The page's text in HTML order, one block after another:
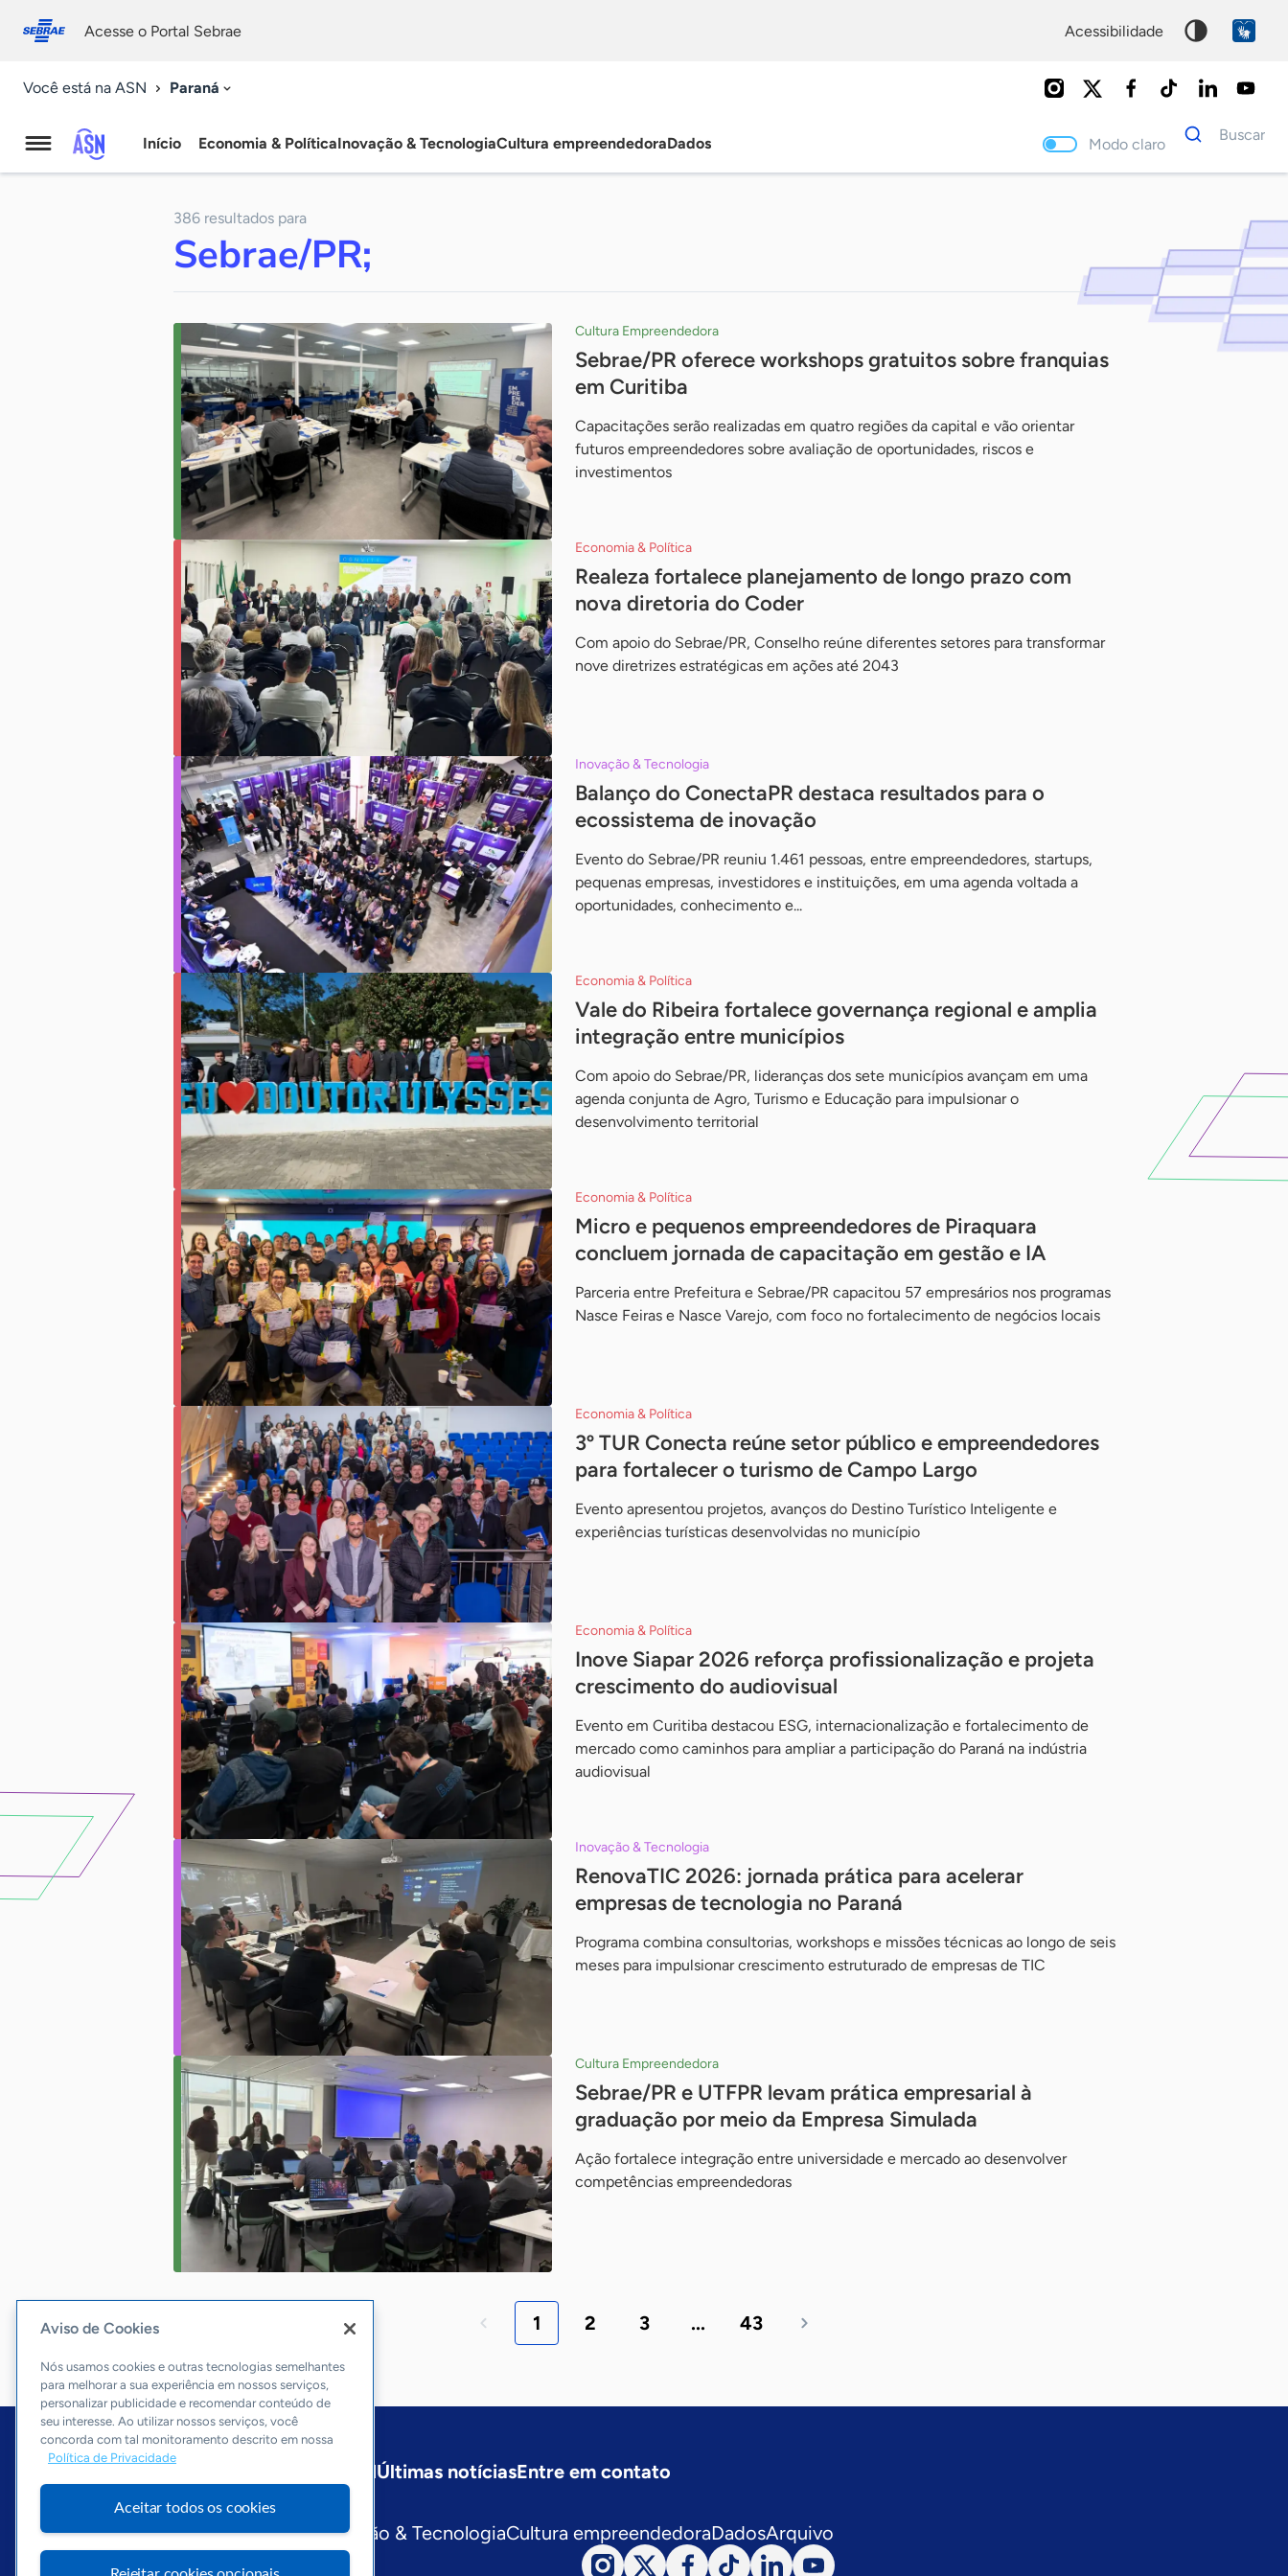
conosco
Acesse o Portal Sebrae acessibilidade
Você está na ASN Paraná
Agência
Notícias
Início Economia & PolíticaInovação & TecnologiaCultura empreendedoraDados Modo claro
Dados
para
Buscar
386 resultados para
Sebrae/PR;
Cultura Empreendedora
Sebrae/PR oferece workshops gratuitos sobre franquias
em Curitiba
Capacitações serão realizadas em quatro regiões da capital e vão orientar
futuros empreendedores sobre avaliação de oportunidades, riscos e
investimentos
Economia & Política
Realeza fortalece planejamento de longo prazo com
nova diretoria do Coder
Com apoio do Sebrae/PR, Conselho reúne diferentes setores para transformar
nove diretrizes estratégicas em ações até 2043
Inovação & Tecnologia
Balanço do ConectaPR destaca resultados para o
ecossistema de inovação
Evento do Sebrae/PR reuniu 1.461 pessoas, entre empreendedores, startups,
pequenas empresas, investidores e instituições, em uma agenda voltada a
oportunidades, conhecimento e...
Economia & Política
Vale do Ribeira fortalece governança regional e amplia
integração entre municípios
Com apoio do Sebrae/PR, lideranças dos sete municípios avançam em uma
agenda conjunta de Agro, Turismo e Educação para impulsionar o
desenvolvimento territorial
Economia & Política
Micro e pequenos empreendedores de Piraquara
concluem jornada de capacitação em gestão e IA
Parceria entre Prefeitura e Sebrae/PR capacitou 57 empresários nos programas
Nasce Feiras e Nasce Varejo, com foco no fortalecimento de negócios locais
Economia & Política
3º TUR Conecta reúne setor público e empreendedores
para fortalecer o turismo de Campo Largo
Evento apresentou projetos, avanços do Destino Turístico Inteligente e
experiências turísticas desenvolvidas no município
Economia & Política
Inove Siapar 2026 reforça profissionalização e projeta
crescimento do audiovisual
Evento em Curitiba destacou ESG, internacionalização e fortalecimento de
mercado como caminhos para ampliar a participação do Paraná na indústria
audiovisual
Inovação & Tecnologia
RenovaTIC 2026: jornada prática para acelerar
empresas de tecnologia no Paraná
Programa combina consultorias, workshops e missões técnicas ao longo de seis
meses para impulsionar crescimento estruturado de empresas de TIC
Cultura Empreendedora
Sebrae/PR e UTFPR levam prática empresarial à
graduação por meio da Empresa Simulada
Ação fortalece integração entre universidade e mercado ao desenvolver
competências empreendedoras
1 2 3 ... 43
Início Sobre a ASNÚltimas notíciasEntre em contato
Economia & PolíticaInovação & TecnologiaCultura empreendedoraDadosArquivo
Visite o Portal Sebrae
Aviso de Cookies
Nós usamos cookies e outras tecnologias semelhantes
para melhorar a sua experiência em nossos serviços,
personalizar publicidade e recomendar conteúdo de
seu interesse. Ao utilizar nossos serviços, você
concorda com tal monitoramento descrito em nossa
Política de Privacidade
Aceitar todos os cookies